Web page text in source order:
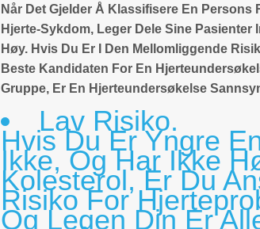
Når Det Gjelder Å Klassifisere En
Hjerte-Sykdom, Leger Dele Sine Pasienter
Høy. Hvis Du Er I Den Mellomliggende
Beste Kandidaten For En
Gruppe, Er En Hjerteundersøkelse
Lav Risiko.
Hvis Du Er Yngre
Ikke, Og Har Ikke
Kolesterol, Er Du
Risiko For
Og Legen Din Er